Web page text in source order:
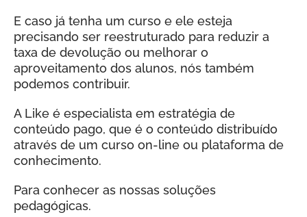
E caso já tenha um curso e ele esteja
precisando ser reestruturado para reduzir a
taxa de devolução ou melhorar o
aproveitamento dos alunos, nós também
podemos contribuir.
A Like é especialista em estratégia de
conteúdo pago, que é o conteúdo distribuído
através de um curso on-line ou plataforma de
conhecimento.
Para conhecer as nossas soluções
pedagógicas.